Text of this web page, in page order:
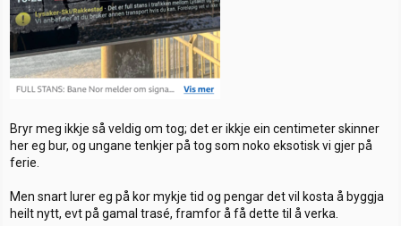
Bryr meg ikkje så veldig om tog; det er ikkje ein centimeter skinner
her eg bur, og ungane tenkjer på tog som noko eksotisk vi gjer på
ferie.
Men snart lurer eg på kor mykje tid og pengar det vil kosta å byggja
heilt nytt, evt på gamal trasé, framfor å få dette til å verka.